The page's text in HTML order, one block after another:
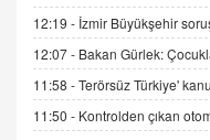
GÖNÜL
Şifacının
04.11.2025
AV.
12:19 - İzmir Büyükşehir
12:07 - Bakan Gürlek:
11:58 -Terörsüz Türkiye'
11:50 - Kontrolden çıkan